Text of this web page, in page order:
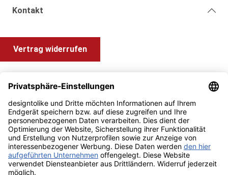
Kontakt
Vertrag widerrufen
Information und Impressum
Zahlung & Versand